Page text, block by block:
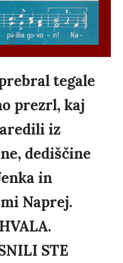
tegale
prezrl, kaj
iz
dediščine
in
Naprej.
STE